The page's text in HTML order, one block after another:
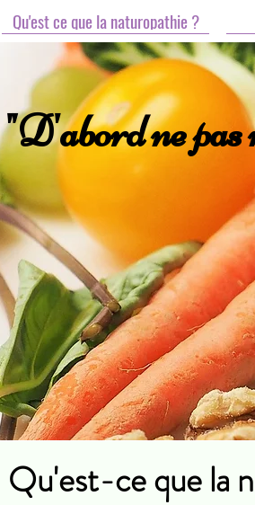
Qu'est ce que la naturopathie ?
"D'abord ne
Qu'est-ce que la